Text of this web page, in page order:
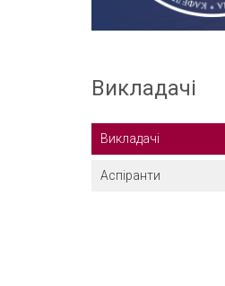
Викладачі
Викладачі
Аспіранти